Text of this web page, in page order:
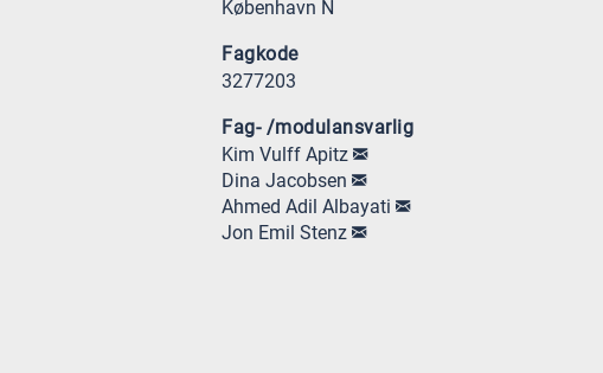
København N
Fagkode
3277203
Fag- /modulansvarlig
Kim Vulff Apitz
Dina Jacobsen
Ahmed Adil Albayati
Jon Emil Stenz